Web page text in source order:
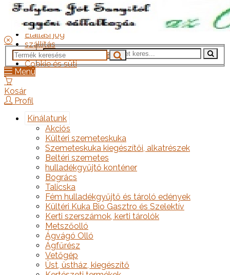
Hírek
Elérhetőség
Általános szerződési feltételek
Elállási jog
szállítás
Adatkezelési tájékoztató
Cookie és süti
Menü
Kosár
Profil
Kínálatunk
Akciós
Kültéri szemeteskuka
Szemeteskuka kiegészítői, alkatrészek
Beltéri szemetes
hulladékgyűjtő konténer
Bogrács
Talicska
Fém hulladékgyűjtő és tároló edények
Kültéri Kuka Bio Gasztro és Szelektív
Kerti szerszámok, kerti tárolók
Metszőolló
Ágvágó Olló
Ágfűrész
Vetőgép
Üst, üstház, kiegészítő